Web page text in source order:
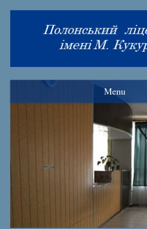
Menu
Прозорість та інформаційна відкритість
Адміністрація ліцею